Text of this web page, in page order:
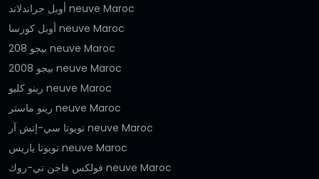
أوبل جراندلاند neuve Maroc
أوبل كورسا neuve Maroc
بيجو 208 neuve Maroc
بيجو 2008 neuve Maroc
رينو كليو neuve Maroc
رينو ماستر neuve Maroc
تويوتا سي-إتش آر neuve Maroc
تويوتا ياريس neuve Maroc
فولكس فاجن تي-روك neuve Maroc